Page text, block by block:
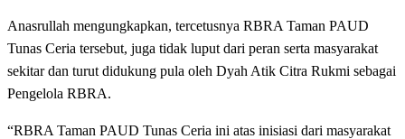
Anasrullah mengungkapkan, tercetusnya RBRA Taman PAUD
Tunas Ceria tersebut, juga tidak luput dari peran serta masyarakat
sekitar dan turut didukung pula oleh Dyah Atik Citra Rukmi sebagai
Pengelola RBRA.
“RBRA Taman PAUD Tunas Ceria ini atas inisiasi dari masyarakat